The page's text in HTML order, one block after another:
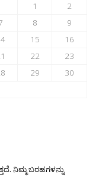
1
2
8
9
15
16
22
23
29
30
ನಿಮ್ಮ ಬರಹಗಳನ್ನು